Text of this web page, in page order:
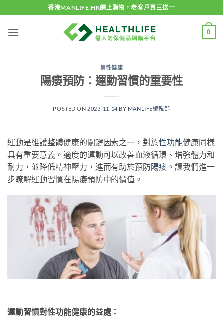
to
content
香港MANLIFE.HK網上購物，老客戶買三送一
0
男性健康
陽痿預防：運動習慣的重要性
POSTED ON 2023-11-14 BY MANLIFE編輯部
運動是維護整體健康的關鍵因素之一，對於性功能健康同樣
具有重要意義。適度的運動可以改善血液循環、增強體力和
耐力，並降低精神壓力，進而有助於預防陽痿 。讓我們進一
步瞭解運動習慣在陽痿預防中的價值。
運動習慣對性功能健康的益處：